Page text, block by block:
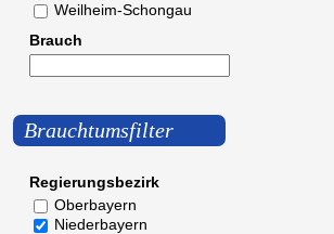
Weilheim-Schongau
Brauch
Brauchtumsfilter
Regierungsbezirk
Oberbayern
Niederbayern